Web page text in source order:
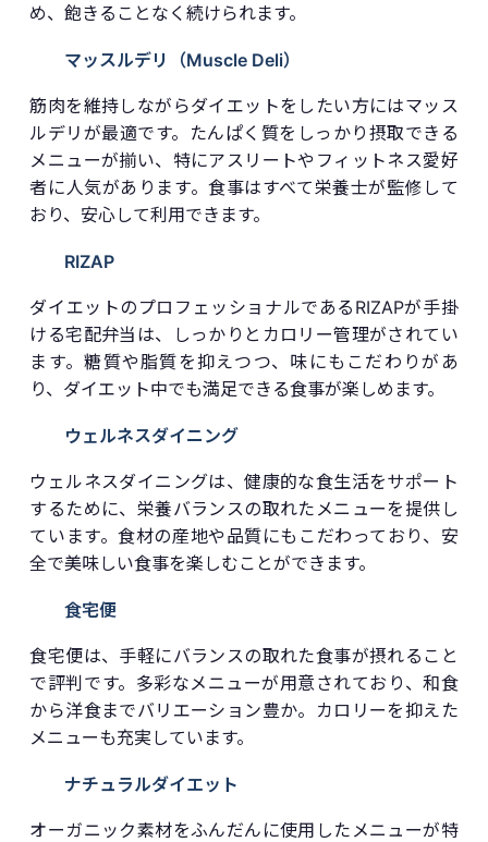
め、飽きることなく続けられます。
マッスルデリ（Muscle Deli）
筋肉を維持しながらダイエットをしたい方にはマッス
ルデリが最適です。たんぱく質をしっかり摂取できる
メニューが揃い、特にアスリートやフィットネス愛好
者に人気があります。食事はすべて栄養士が監修して
おり、安心して利用できます。
RIZAP
ダイエットのプロフェッショナルであるRIZAPが手掛
ける宅配弁当は、しっかりとカロリー管理がされてい
ます。糖質や脂質を抑えつつ、味にもこだわりがあ
り、ダイエット中でも満足できる食事が楽しめます。
ウェルネスダイニング
ウェルネスダイニングは、健康的な食生活をサポート
するために、栄養バランスの取れたメニューを提供し
ています。食材の産地や品質にもこだわっており、安
全で美味しい食事を楽しむことができます。
食宅便
食宅便は、手軽にバランスの取れた食事が摂れること
で評判です。多彩なメニューが用意されており、和食
から洋食までバリエーション豊か。カロリーを抑えた
メニューも充実しています。
ナチュラルダイエット
オーガニック素材をふんだんに使用したメニューが特